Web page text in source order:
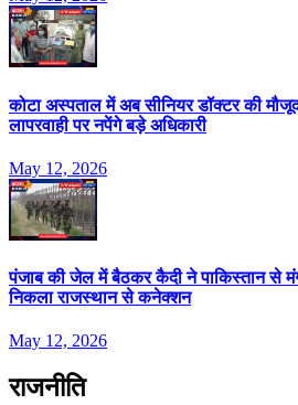
कोटा अस्पताल में अब सीनियर डॉक्टर की
लापरवाही पर नपेंगे बड़े अधिकारी
May 12, 2026
पंजाब की जेल में बैठकर कैदी ने पाकिस्तान से
निकला राजस्थान से कनेक्शन
May 12, 2026
राजनीति